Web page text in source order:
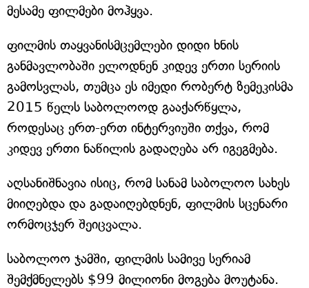
მესამე ფილმები მოჰყვა.
ფილმის თაყვანისმცემლები დიდი ხნის
განმავლობაში ელოდნენ კიდევ ერთი სერიის
გამოსვლას, თუმცა ეს იმედი რობერტ ზემეკისმა
2015 წელს საბოლოოდ გააქარწყლა,
როდესაც ერთ-ერთ ინტერვიუში თქვა, რომ
კიდევ ერთი ნაწილის გადაღება არ იგეგმება.
აღსანიშნავია ისიც, რომ სანამ საბოლოო სახეს
მიიღებდა და გადაიღებდნენ, ფილმის სცენარი
ორმოცჯერ შეიცვალა.
საბოლოო ჯამში, ფილმის სამივე სერიამ
შემქმნელებს $99 მილიონი მოგება მოუტანა.